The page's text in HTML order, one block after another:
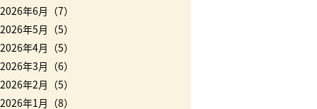
2026年6月（7）
2026年5月（5）
2026年4月（5）
2026年3月（6）
2026年2月（5）
2026年1月（8）